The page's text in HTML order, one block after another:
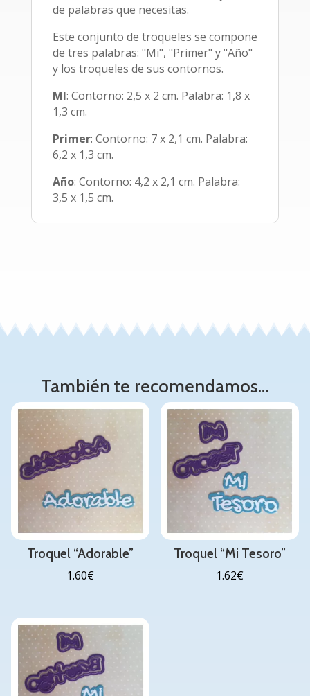
de palabras que necesitas.
Este conjunto de troqueles se compone
de tres palabras: "Mi", "Primer" y "Año"
y los troqueles de sus contornos.
MI: Contorno: 2,5 x 2 cm. Palabra: 1,8 x
1,3 cm.
Primer: Contorno: 7 x 2,1 cm. Palabra:
6,2 x 1,3 cm.
Año: Contorno: 4,2 x 2,1 cm. Palabra:
3,5 x 1,5 cm.
También te recomendamos…
Troquel “Adorable”
1.60€
Troquel “Mi Tesoro”
1.62€